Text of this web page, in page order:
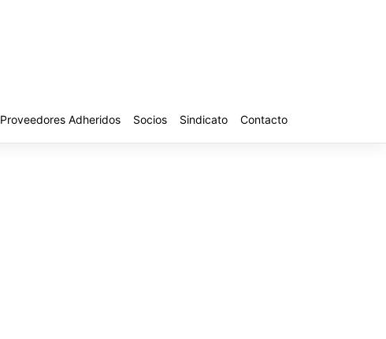
Proveedores Adheridos Socios Sindicato Contacto